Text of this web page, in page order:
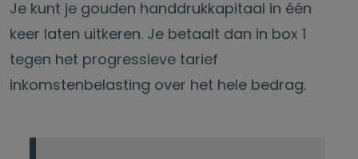
Je kunt je gouden handdrukkapitaal in één
keer laten uitkeren. Je betaalt dan in box 1
tegen het progressieve tarief
inkomstenbelasting over het hele bedrag.